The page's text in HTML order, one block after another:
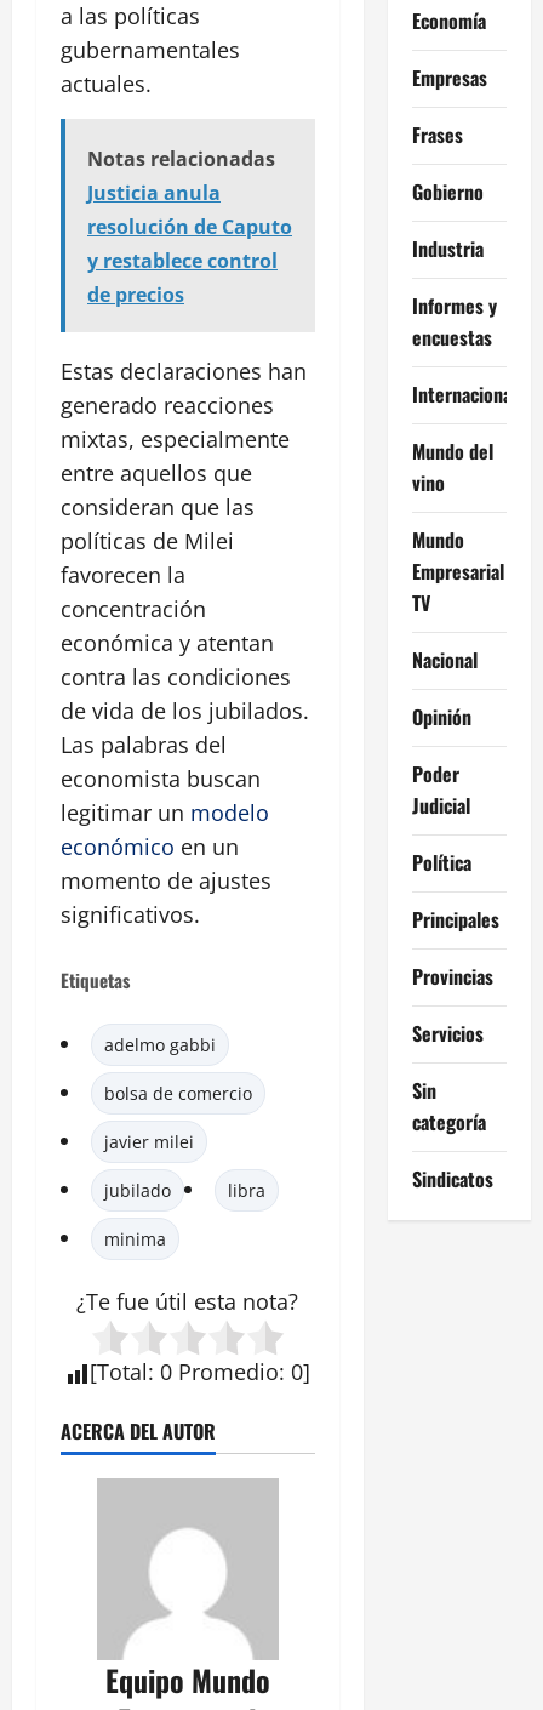
a las políticas
gubernamentales
actuales.
Notas relacionadas
Justicia anula
resolución de Caputo
y restablece control
de precios
Estas declaraciones han
generado reacciones
mixtas, especialmente
entre aquellos que
consideran que las
políticas de Milei
favorecen la
concentración
económica y atentan
contra las condiciones
de vida de los jubilados.
Las palabras del
economista buscan
legitimar un modelo
económico en un
momento de ajustes
significativos.
Etiquetas
adelmo gabbi
bolsa de comercio
javier milei
jubilado libra
minima
¿Te fue útil esta nota?
[Total: 0 Promedio: 0]
ACERCA DEL AUTOR
Equipo Mundo
Economía
Empresas
Frases
Gobierno
Industria
Informes y
encuestas
Internacional
Mundo del
vino
Mundo
Empresarial
TV
Nacional
Opinión
Poder
Judicial
Política
Principales
Provincias
Servicios
Sin
categoría
Sindicatos